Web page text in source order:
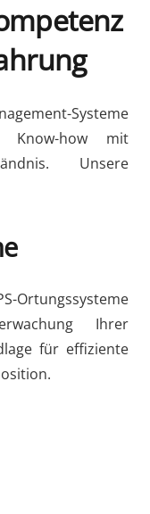
Systeme
Know-how mit
Unsere
Ihrer
für effiziente